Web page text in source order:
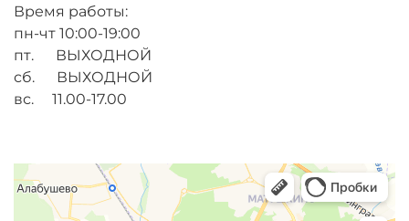
Время работы:
пн-чт 10:00-19:00
пт. ВЫХОДНОЙ
сб. ВЫХОДНОЙ
вс. 11.00-17.00